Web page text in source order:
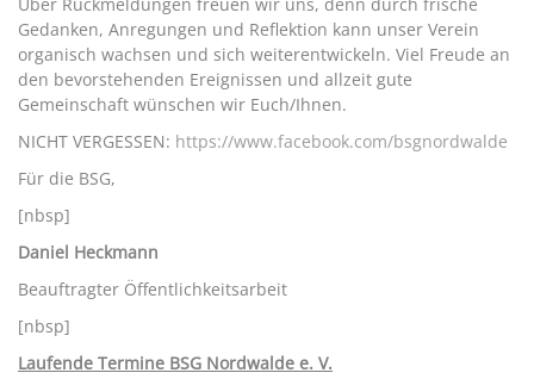
Gedanken, Anregungen und Reflektion kann unser Verein
organisch wachsen und sich weiterentwickeln. Viel Freude an
den bevorstehenden Ereignissen und allzeit gute
Gemeinschaft wünschen wir Euch/Ihnen.
NICHT VERGESSEN: https://www.facebook.com/bsgnordwalde
Für die BSG,
[nbsp]
Daniel Heckmann
Beauftragter Öffentlichkeitsarbeit
[nbsp]
Laufende Termine BSG Nordwalde e. V.